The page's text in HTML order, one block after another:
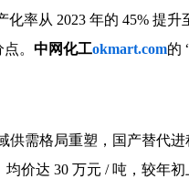
化率从 2023 年的 45% 提
。 中网化工okmart.com的
需格局重塑，国产替代进
价达 30 万元 / 吨，较年